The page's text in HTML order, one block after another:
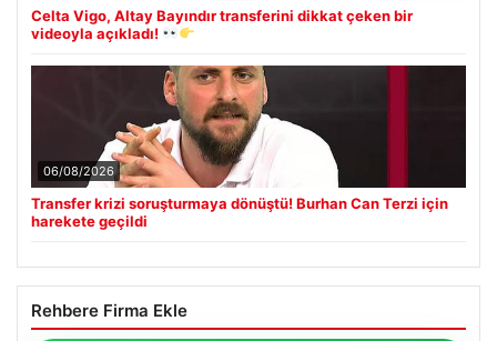
Celta Vigo, Altay Bayındır transferini dikkat çeken bir
videoyla açıkladı!
06/08/2026
Transfer krizi soruşturmaya dönüştü! Burhan Can Terzi için
harekete geçildi
Rehbere Firma Ekle